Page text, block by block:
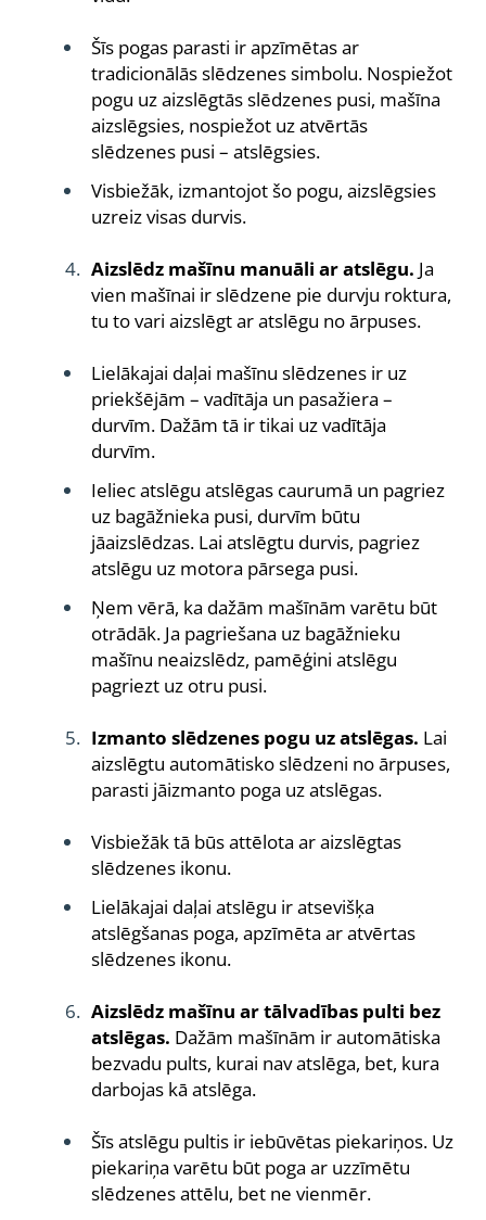
Šīs pogas parasti ir apzīmētas ar
tradicionālās slēdzenes simbolu. Nospiežot
pogu uz aizslēgtās slēdzenes pusi, mašīna
aizslēgsies, nospiežot uz atvērtās
slēdzenes pusi – atslēgsies.
Visbiežāk, izmantojot šo pogu, aizslēgsies
uzreiz visas durvis.
Aizslēdz mašīnu manuāli ar atslēgu. Ja
vien mašīnai ir slēdzene pie durvju roktura,
tu to vari aizslēgt ar atslēgu no ārpuses.
Lielākajai daļai mašīnu slēdzenes ir uz
priekšējām – vadītāja un pasažiera –
durvīm. Dažām tā ir tikai uz vadītāja
durvīm.
Ieliec atslēgu atslēgas caurumā un pagriez
uz bagāžnieka pusi, durvīm būtu
jāaizslēdzas. Lai atslēgtu durvis, pagriez
atslēgu uz motora pārsega pusi.
Ņem vērā, ka dažām mašīnām varētu būt
otrādāk. Ja pagriešana uz bagāžnieku
mašīnu neaizslēdz, pamēģini atslēgu
pagriezt uz otru pusi.
Izmanto slēdzenes pogu uz atslēgas. Lai
aizslēgtu automātisko slēdzeni no ārpuses,
parasti jāizmanto poga uz atslēgas.
Visbiežāk tā būs attēlota ar aizslēgtas
slēdzenes ikonu.
Lielākajai daļai atslēgu ir atsevišķa
atslēgšanas poga, apzīmēta ar atvērtas
slēdzenes ikonu.
Aizslēdz mašīnu ar tālvadības pulti bez
atslēgas. Dažām mašīnām ir automātiska
bezvadu pults, kurai nav atslēga, bet, kura
darbojas kā atslēga.
Šīs atslēgu pultis ir iebūvētas piekariņos. Uz
piekariņa varētu būt poga ar uzzīmētu
slēdzenes attēlu, bet ne vienmēr.